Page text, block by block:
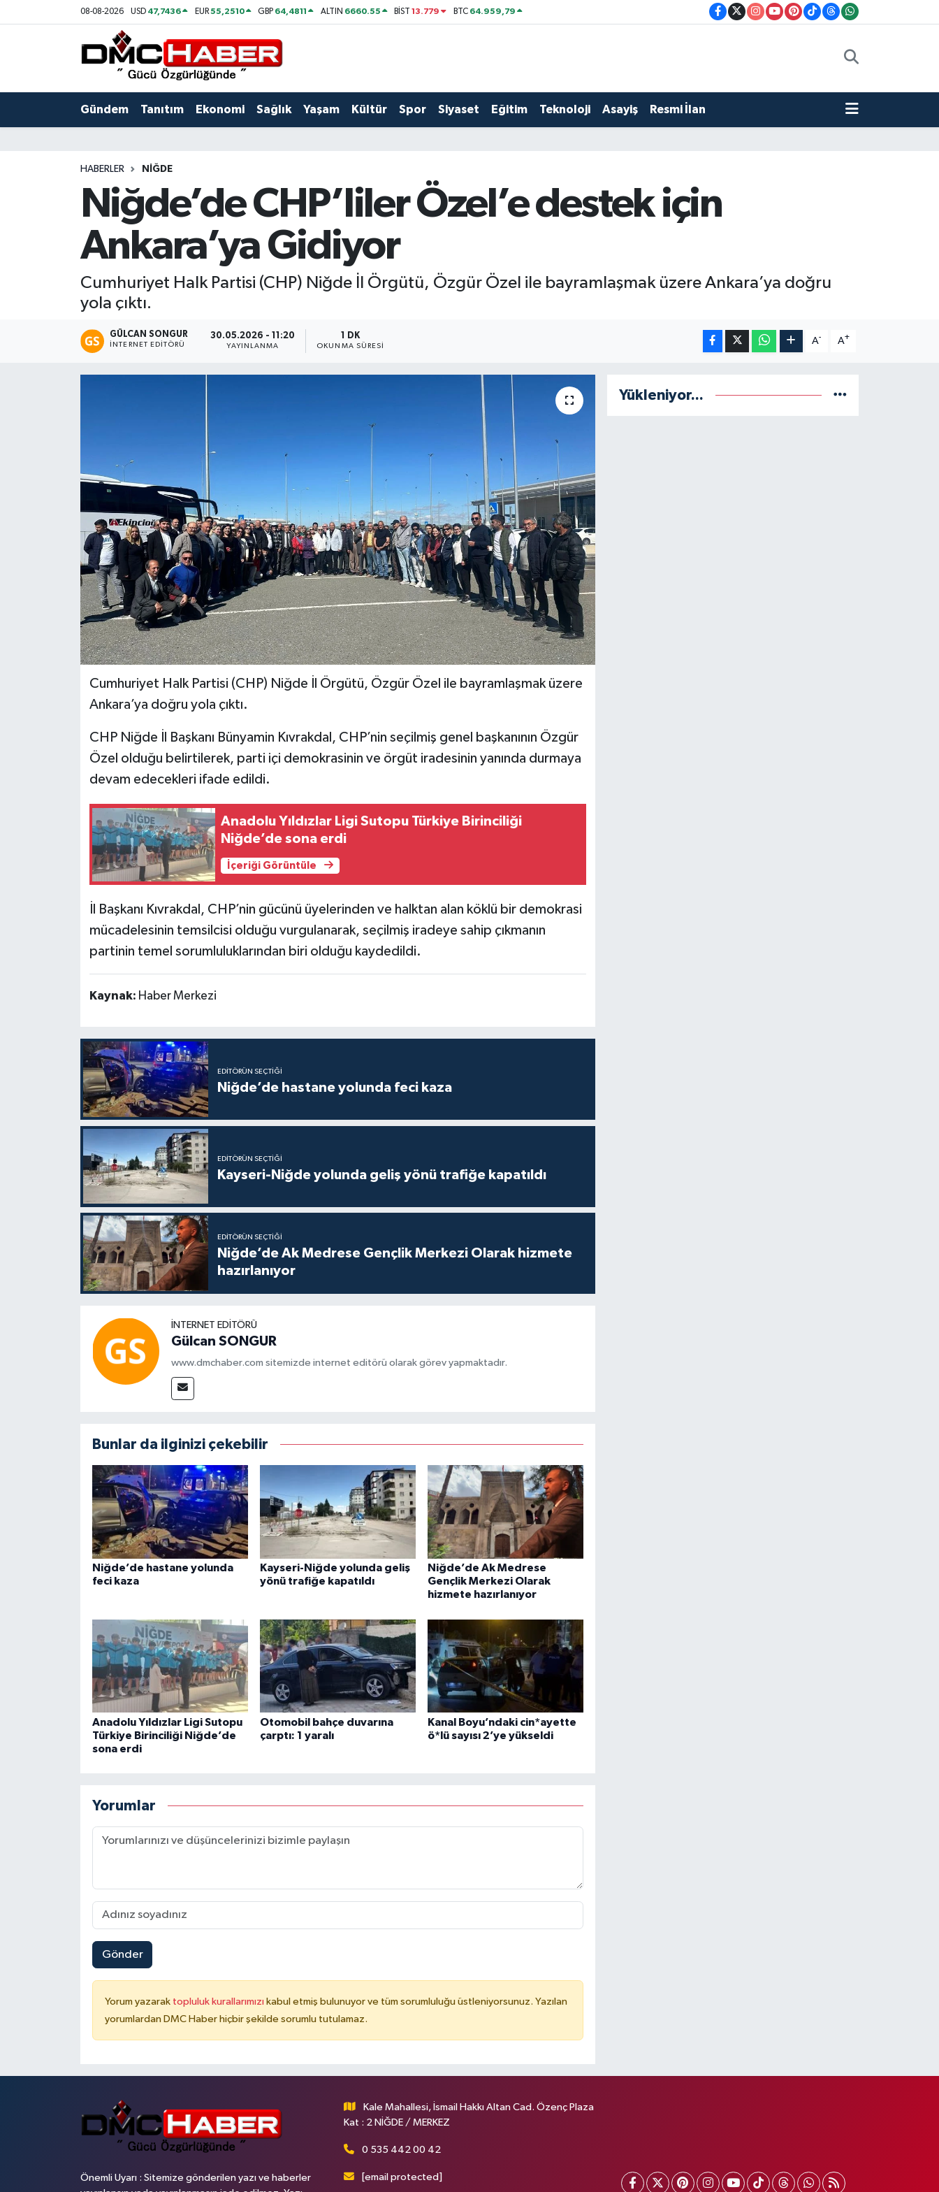
08-08-2026 USD 47,7436 EUR55,2510 GBP 64,4811 ALTIN 6660.55 BİST13.779 BTC 64.959,79
Gündem Tanıtım Ekonomi Sağlık Yaşam Kültür Spor Siyaset Eğitim Teknoloji Asayiş Resmi İlan
HABERLER NIĞDE
Niğde’de CHP’liler Özel’e destek için
Ankara’ya Gidiyor
Cumhuriyet Halk Partisi (CHP) Niğde İl Örgütü, Özgür Özel ile bayramlaşmak üzere Ankara’ya doğru
yola çıktı.
GÜLCAN SONGUR
İNTERNET EDITÖRÜ
30.05.2026 - 11:20
YAYINLANMA
1 DK
OKUNMA SÜRESI
A- A+
Cumhuriyet Halk Partisi (CHP) Niğde İl Örgütü, Özgür Özel ile bayramlaşmak üzere
Ankara’ya doğru yola çıktı.
CHP Niğde İl Başkanı Bünyamin Kıvrakdal, CHP’nin seçilmiş genel başkanının Özgür
Özel olduğu belirtilerek, parti içi demokrasinin ve örgüt iradesinin yanında durmaya
devam edecekleri ifade edildi.
Anadolu Yıldızlar Ligi Sutopu Türkiye Birinciliği
Niğde’de sona erdi
İçeriği Görüntüle
İl Başkanı Kıvrakdal, CHP’nin gücünü üyelerinden ve halktan alan köklü bir demokrasi
mücadelesinin temsilcisi olduğu vurgulanarak, seçilmiş iradeye sahip çıkmanın
partinin temel sorumluluklarından biri olduğu kaydedildi.
Kaynak: Haber Merkezi
EDITÖRÜN SEÇTIĞI
Niğde’de hastane yolunda feci kaza
EDITÖRÜN SEÇTIĞI
Kayseri-Niğde yolunda geliş yönü trafiğe kapatıldı
EDITÖRÜN SEÇTIĞI
Niğde’de Ak Medrese Gençlik Merkezi Olarak hizmete
hazırlanıyor
İNTERNET EDITÖRÜ
Gülcan SONGUR
www.dmchaber.com sitemizde internet editörü olarak görev yapmaktadır.
Bunlar da ilginizi çekebilir
Niğde’de hastane yolunda
feci kaza
Kayseri-Niğde yolunda geliş
yönü trafiğe kapatıldı
Niğde’de Ak Medrese
Gençlik Merkezi Olarak
hizmete hazırlanıyor
Anadolu Yıldızlar Ligi Sutopu
Türkiye Birinciliği Niğde’de
sona erdi
Otomobil bahçe duvarına
çarptı: 1 yaralı
Kanal Boyu’ndaki cin*ayette
ö*lü sayısı 2’ye yükseldi
Yorumlar
Gönder
Yorum yazarak topluluk kurallarımızı kabul etmiş bulunuyor ve tüm sorumluluğu üstleniyorsunuz. Yazılan
yorumlardan DMC Haber hiçbir şekilde sorumlu tutulamaz.
Yükleniyor...
Önemli Uyarı : Sitemize gönderilen yazı ve haberler
Kale Mahallesi, İsmail Hakkı Altan Cad. Özenç Plaza
Kat : 2 NİĞDE / MERKEZ
0 535 442 00 42
[email protected]
Gündem
Siyaset
Teknoloji
Nöbetçi Eczaneler
Tüm Manşetler
Son Dakika Haberleri